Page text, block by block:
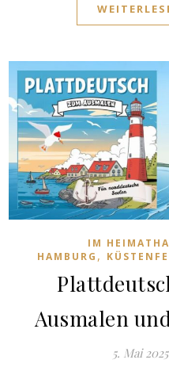
IM
HAMBURG ,
Ausmalen
5. Mai 2025